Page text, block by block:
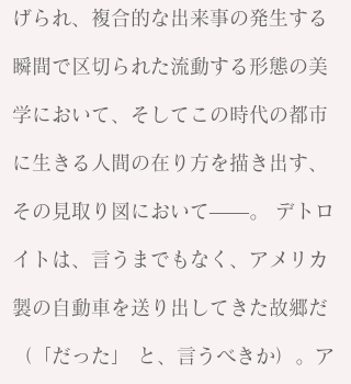
げられ、複合的な出来事の発生する
瞬間で区切られた流動する形態の美
学において、そしてこの時代の都市
に生きる人間の在り方を描き出す、
その見取り図において——。 デトロ
イトは、言うまでもなく、アメリカ
製の自動車を送り出してきた故郷だ
（「だった」 と、言うべきか）。ア